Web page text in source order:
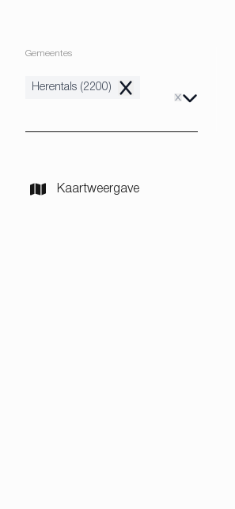
Gemeentes
Herentals (2200)
Remove
Kaartweergave